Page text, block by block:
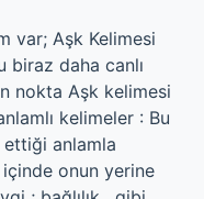
var; Aşk Kelimesi
biraz daha canlı
nokta Aşk kelimesi
kelimeler : Bu
anlamla
onun yerine